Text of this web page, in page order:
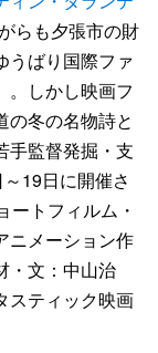
らも夕張市の財
うばり国際ファ
。しかし映画フ
の冬の名物詩と
手監督発掘・支
19日に開催さ
ートフィルム・
ニメーション作
・文：中山治
スティック映画